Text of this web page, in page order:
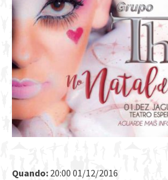
Quando: 20:00 01/12/2016